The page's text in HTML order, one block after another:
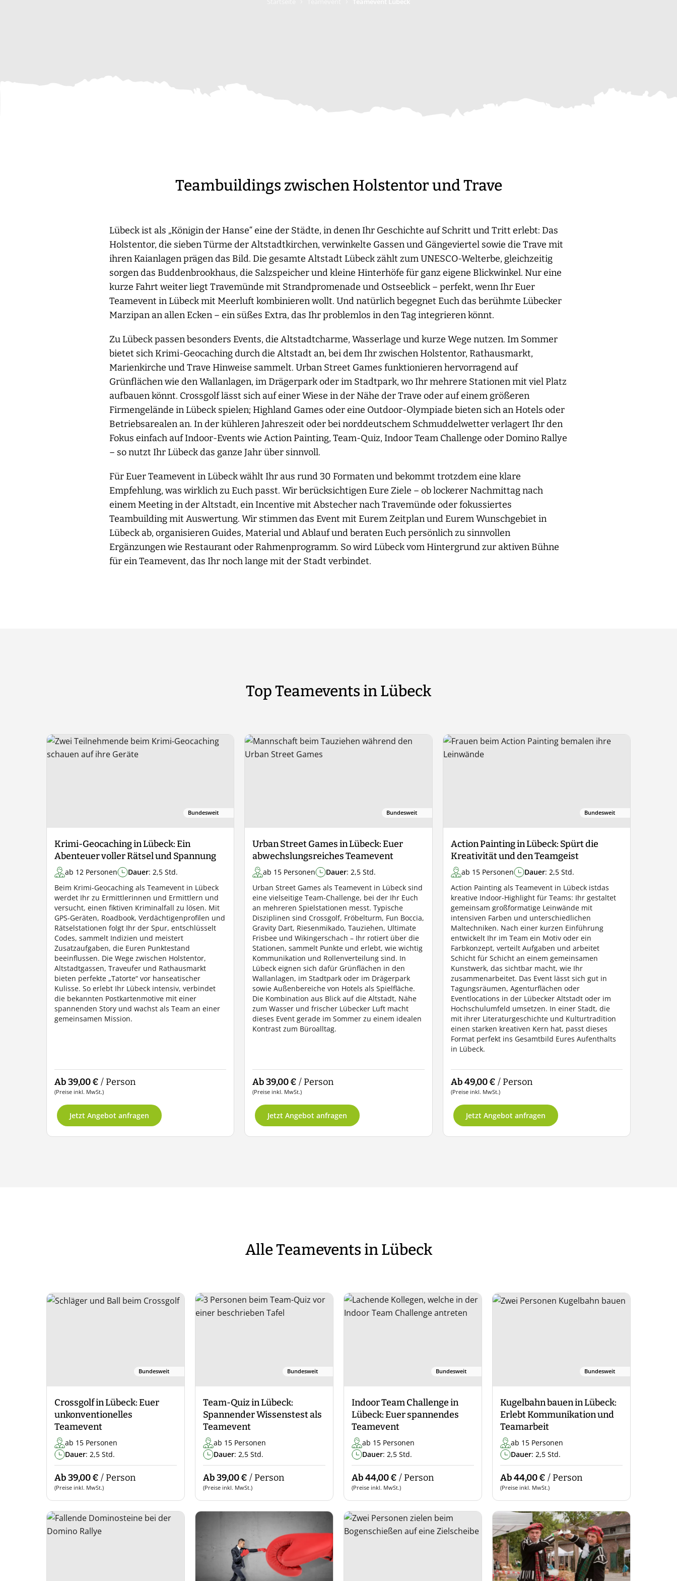
Teambuildings zwischen Holstentor und Trave
Lübeck ist als „Königin der Hanse“ eine der Städte, in denen Ihr Geschichte auf Schritt und Tritt erlebt: Das
Holstentor, die sieben Türme der Altstadtkirchen, verwinkelte Gassen und Gängeviertel sowie die Trave mit
ihren Kaianlagen prägen das Bild. Die gesamte Altstadt Lübeck zählt zum UNESCO-Welterbe, gleichzeitig
sorgen das Buddenbrookhaus, die Salzspeicher und kleine Hinterhöfe für ganz eigene Blickwinkel. Nur eine
kurze Fahrt weiter liegt Travemünde mit Strandpromenade und Ostseeblick – perfekt, wenn Ihr Euer
Teamevent in Lübeck mit Meerluft kombinieren wollt. Und natürlich begegnet Euch das berühmte Lübecker
Marzipan an allen Ecken – ein süßes Extra, das Ihr problemlos in den Tag integrieren könnt.
Zu Lübeck passen besonders Events, die Altstadtcharme, Wasserlage und kurze Wege nutzen. Im Sommer
bietet sich Krimi-Geocaching durch die Altstadt an, bei dem Ihr zwischen Holstentor, Rathausmarkt,
Marienkirche und Trave Hinweise sammelt. Urban Street Games funktionieren hervorragend auf
Grünflächen wie den Wallanlagen, im Drägerpark oder im Stadtpark, wo Ihr mehrere Stationen mit viel Platz
aufbauen könnt. Crossgolf lässt sich auf einer Wiese in der Nähe der Trave oder auf einem größeren
Firmengelände in Lübeck spielen; Highland Games oder eine Outdoor-Olympiade bieten sich an Hotels oder
Betriebsarealen an. In der kühleren Jahreszeit oder bei norddeutschem Schmuddelwetter verlagert Ihr den
Fokus einfach auf Indoor-Events wie Action Painting, Team-Quiz, Indoor Team Challenge oder Domino Rallye
– so nutzt Ihr Lübeck das ganze Jahr über sinnvoll.
Für Euer Teamevent in Lübeck wählt Ihr aus rund 30 Formaten und bekommt trotzdem eine klare
Empfehlung, was wirklich zu Euch passt. Wir berücksichtigen Eure Ziele – ob lockerer Nachmittag nach
einem Meeting in der Altstadt, ein Incentive mit Abstecher nach Travemünde oder fokussiertes
Teambuilding mit Auswertung. Wir stimmen das Event mit Eurem Zeitplan und Eurem Wunschgebiet in
Lübeck ab, organisieren Guides, Material und Ablauf und beraten Euch persönlich zu sinnvollen
Ergänzungen wie Restaurant oder Rahmenprogramm. So wird Lübeck vom Hintergrund zur aktiven Bühne
für ein Teamevent, das Ihr noch lange mit der Stadt verbindet.
Top Teamevents in Lübeck
Bundesweit
Krimi-Geocaching in Lübeck: Ein
Abenteuer voller Rätsel und Spannung
ab 12 Personen Dauer: 2,5 Std.
Beim Krimi-Geocaching als Teamevent in Lübeck
werdet Ihr zu Ermittlerinnen und Ermittlern und
versucht, einen fiktiven Kriminalfall zu lösen. Mit
GPS-Geräten, Roadbook, Verdächtigenprofilen und
Rätselstationen folgt Ihr der Spur, entschlüsselt
Codes, sammelt Indizien und meistert
Zusatzaufgaben, die Euren Punktestand
beeinflussen. Die Wege zwischen Holstentor,
Altstadtgassen, Traveufer und Rathausmarkt
bieten perfekte „Tatorte“ vor hanseatischer
Kulisse. So erlebt Ihr Lübeck intensiv, verbindet
die bekannten Postkartenmotive mit einer
spannenden Story und wachst als Team an einer
gemeinsamen Mission.
Ab 39,00 € / Person
(Preise inkl. MwSt.)
Jetzt Angebot anfragen
Bundesweit
Urban Street Games in Lübeck: Euer
abwechslungsreiches Teamevent
ab 15 Personen Dauer: 2,5 Std.
Urban Street Games als Teamevent in Lübeck sind
eine vielseitige Team-Challenge, bei der Ihr Euch
an mehreren Spielstationen messt. Typische
Disziplinen sind Crossgolf, Fröbelturm, Fun Boccia,
Gravity Dart, Riesenmikado, Tauziehen, Ultimate
Frisbee und Wikingerschach – Ihr rotiert über die
Stationen, sammelt Punkte und erlebt, wie wichtig
Kommunikation und Rollenverteilung sind. In
Lübeck eignen sich dafür Grünflächen in den
Wallanlagen, im Stadtpark oder im Drägerpark
sowie Außenbereiche von Hotels als Spielfläche.
Die Kombination aus Blick auf die Altstadt, Nähe
zum Wasser und frischer Lübecker Luft macht
dieses Event gerade im Sommer zu einem idealen
Kontrast zum Büroalltag.
Ab 39,00 € / Person
(Preise inkl. MwSt.)
Jetzt Angebot anfragen
Bundesweit
Action Painting in Lübeck: Spürt die
Kreativität und den Teamgeist
ab 15 Personen Dauer: 2,5 Std.
Action Painting als Teamevent in Lübeck istdas
kreative Indoor-Highlight für Teams: Ihr gestaltet
gemeinsam großformatige Leinwände mit
intensiven Farben und unterschiedlichen
Maltechniken. Nach einer kurzen Einführung
entwickelt Ihr im Team ein Motiv oder ein
Farbkonzept, verteilt Aufgaben und arbeitet
Schicht für Schicht an einem gemeinsamen
Kunstwerk, das sichtbar macht, wie Ihr
zusammenarbeitet. Das Event lässt sich gut in
Tagungsräumen, Agenturflächen oder
Eventlocations in der Lübecker Altstadt oder im
Hochschulumfeld umsetzen. In einer Stadt, die
mit ihrer Literaturgeschichte und Kulturtradition
einen starken kreativen Kern hat, passt dieses
Format perfekt ins Gesamtbild Eures Aufenthalts
in Lübeck.
Ab 49,00 € / Person
(Preise inkl. MwSt.)
Jetzt Angebot anfragen
Alle Teamevents in Lübeck
Bundesweit
Crossgolf in Lübeck: Euer
unkonventionelles
Teamevent
ab 15 Personen
Dauer: 2,5 Std.
Ab 39,00 € / Person
(Preise inkl. MwSt.)
Bundesweit
Team-Quiz in Lübeck:
Spannender Wissenstest als
Teamevent
ab 15 Personen
Dauer: 2,5 Std.
Ab 39,00 € / Person
(Preise inkl. MwSt.)
Bundesweit
Indoor Team Challenge in
Lübeck: Euer spannendes
Teamevent
ab 15 Personen
Dauer: 2,5 Std.
Ab 44,00 € / Person
(Preise inkl. MwSt.)
Bundesweit
Kugelbahn bauen in Lübeck:
Erlebt Kommunikation und
Teamarbeit
ab 15 Personen
Dauer: 2,5 Std.
Ab 44,00 € / Person
(Preise inkl. MwSt.)